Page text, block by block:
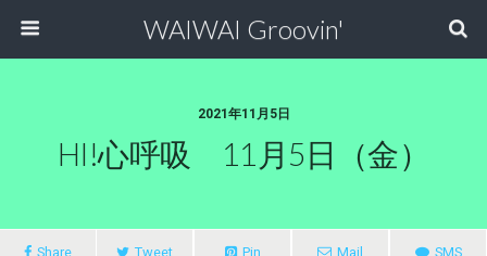
WAIWAI Groovin'
2021年11月5日
HI!心呼吸 11月5日（金）
Share Tweet Pin Mail SMS